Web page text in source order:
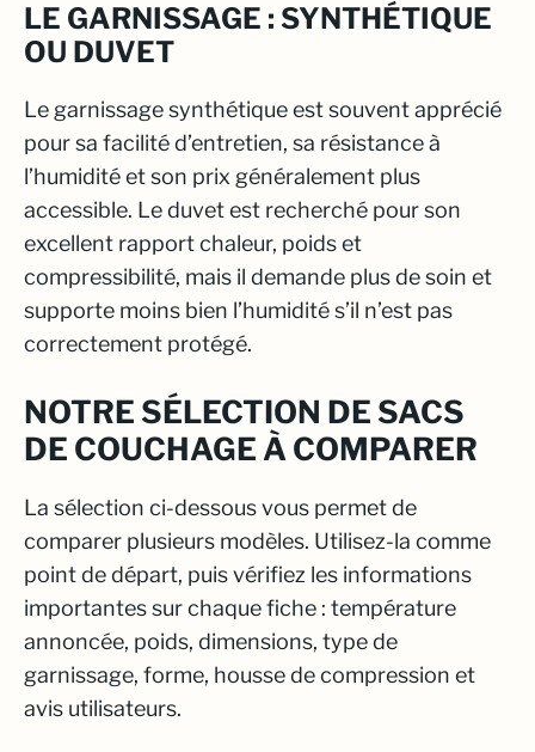
LE GARNISSAGE : SYNTHÉTIQUE
OU DUVET
Le garnissage synthétique est souvent apprécié
pour sa facilité d’entretien, sa résistance à
l’humidité et son prix généralement plus
accessible. Le duvet est recherché pour son
excellent rapport chaleur, poids et
compressibilité, mais il demande plus de soin et
supporte moins bien l’humidité s’il n’est pas
correctement protégé.
NOTRE SÉLECTION DE SACS
DE COUCHAGE À COMPARER
La sélection ci-dessous vous permet de
comparer plusieurs modèles. Utilisez-la comme
point de départ, puis vérifiez les informations
importantes sur chaque fiche : température
annoncée, poids, dimensions, type de
garnissage, forme, housse de compression et
avis utilisateurs.